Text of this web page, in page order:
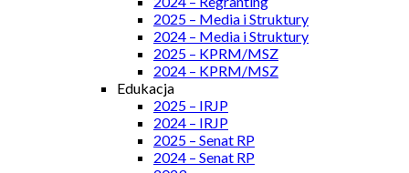
2025 – Media i Struktury
2024 – Media i Struktury
2025 – KPRM/MSZ
2024 – KPRM/MSZ
Edukacja
2025 – IRJP
2024 – IRJP
2025 – Senat RP
2024 – Senat RP